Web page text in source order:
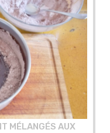
MÉLANGÉS AUX